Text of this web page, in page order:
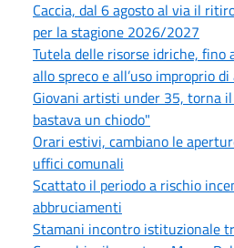
Caccia, dal 6 agosto al via il
per la stagione 2026/2027
Tutela delle risorse idriche, fino
allo spreco e all’uso improprio
Giovani artisti under 35, torna
bastava un chiodo"
Orari estivi, cambiano le
uffici comunali
Scattato il periodo a rischio
abbruciamenti
Stamani incontro istituzionale